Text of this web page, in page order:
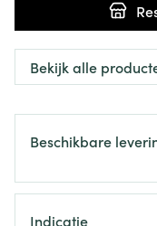
Bekijk alle
Beschikbare
Indicatie